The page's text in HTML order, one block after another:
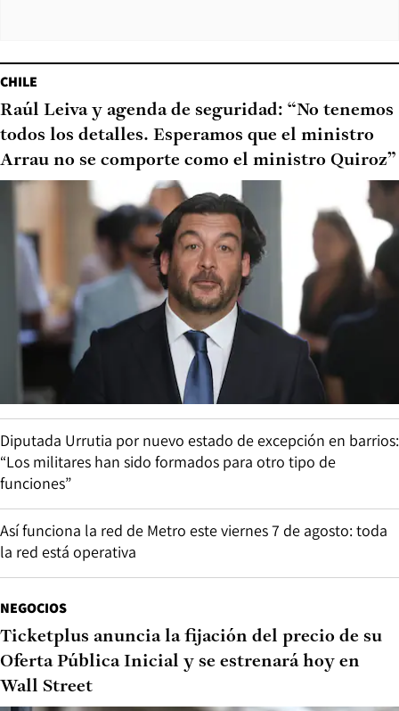
CHILE
Raúl Leiva y agenda de seguridad: “No tenemos
todos los detalles. Esperamos que el ministro
Arrau no se comporte como el ministro Quiroz”
Diputada Urrutia por nuevo estado de excepción en barrios:
“Los militares han sido formados para otro tipo de
funciones”
Así funciona la red de Metro este viernes 7 de agosto: toda
la red está operativa
NEGOCIOS
Ticketplus anuncia la fijación del precio de su
Oferta Pública Inicial y se estrenará hoy en
Wall Street